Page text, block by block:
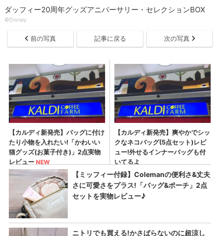
ダッフィー20周年グッズアニバーサリー・セレクションBOX
©Disney
前の写真 記事に戻る 次の写真